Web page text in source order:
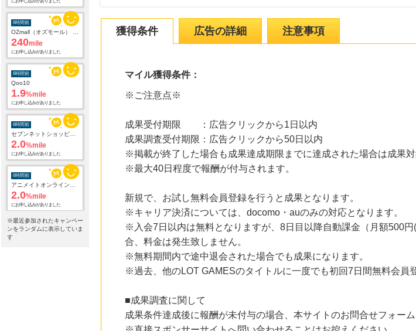
6時間前
OZmall（オズモール） グルメ予約
240mile
にお申し込みがありました
6時間前
Qoo10
1.9%mile
にお申し込みがありました
6時間前
セブンネットショッピング(セブン-イレブン受取なら送料無料)
2.0%mile
にお申し込みがありました
6時間前
アニメイトオンラインショップ
2.0%mile
にお申し込みがありました
6時間前
じゃらんnet
1.0%mile
※最近参加されたキャンペー
ンをランダムに表示していま
す
獲得条件 広告の詳細 注意事項
マイル獲得条件：
※ご注意点※
成果受付期限 ：広告クリックから1日以内
成果調査受付期限：広告クリックから50日以内
※掲載が終了した場合も成果達成期限までに達成された場合は成果対
※最大40日程度で報酬が付与されます。
新規で、お試し無料会員登録を行うと成果となります。
※キャリア決済については、docomo・auのみの対応となります。
※入会7日以内は無料となりますが、8日目以降自動課金（月額500
合、料金は発生致しません。
※無料期間内で途中退会された場合でも成果になります。
※過去、他のLOT GAMESのタイトルに一度でも初回7日間無料会員
■成果調査に関して
成果条件達成後に報酬が未付与の場合、本サイトのお問合せフォーム